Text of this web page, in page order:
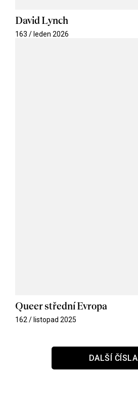
David Lynch
163 / leden 2026
Queer střední Evropa
162 / listopad 2025
DALŠÍ ČÍSLA